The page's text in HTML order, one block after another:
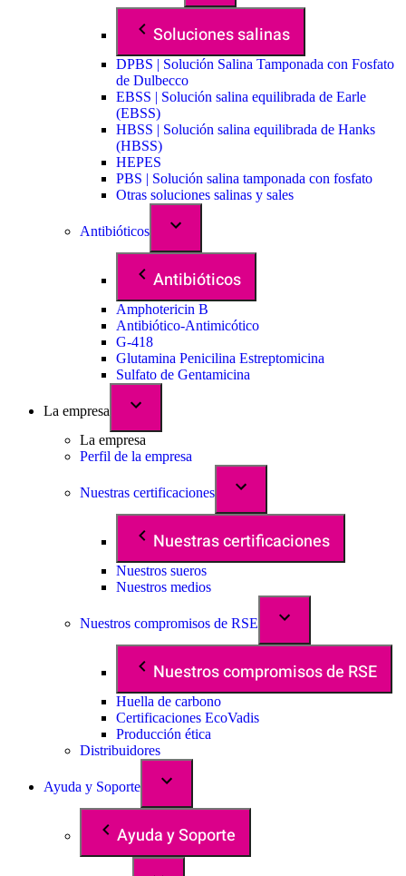
Soluciones salinas
DPBS | Solución Salina Tamponada con Fosfato
de Dulbecco
EBSS | Solución salina equilibrada de Earle
(EBSS)
HBSS | Solución salina equilibrada de Hanks
(HBSS)
HEPES
PBS | Solución salina tamponada con fosfato
Otras soluciones salinas y sales
Antibióticos
Antibióticos
Amphotericin B
Antibiótico-Antimicótico
G-418
Glutamina Penicilina Estreptomicina
Sulfato de Gentamicina
La empresa
La empresa
Perfil de la empresa
Nuestras certificaciones
Nuestras certificaciones
Nuestros sueros
Nuestros medios
Nuestros compromisos de RSE
Nuestros compromisos de RSE
Huella de carbono
Certificaciones EcoVadis
Producción ética
Distribuidores
Ayuda y Soporte
Ayuda y Soporte